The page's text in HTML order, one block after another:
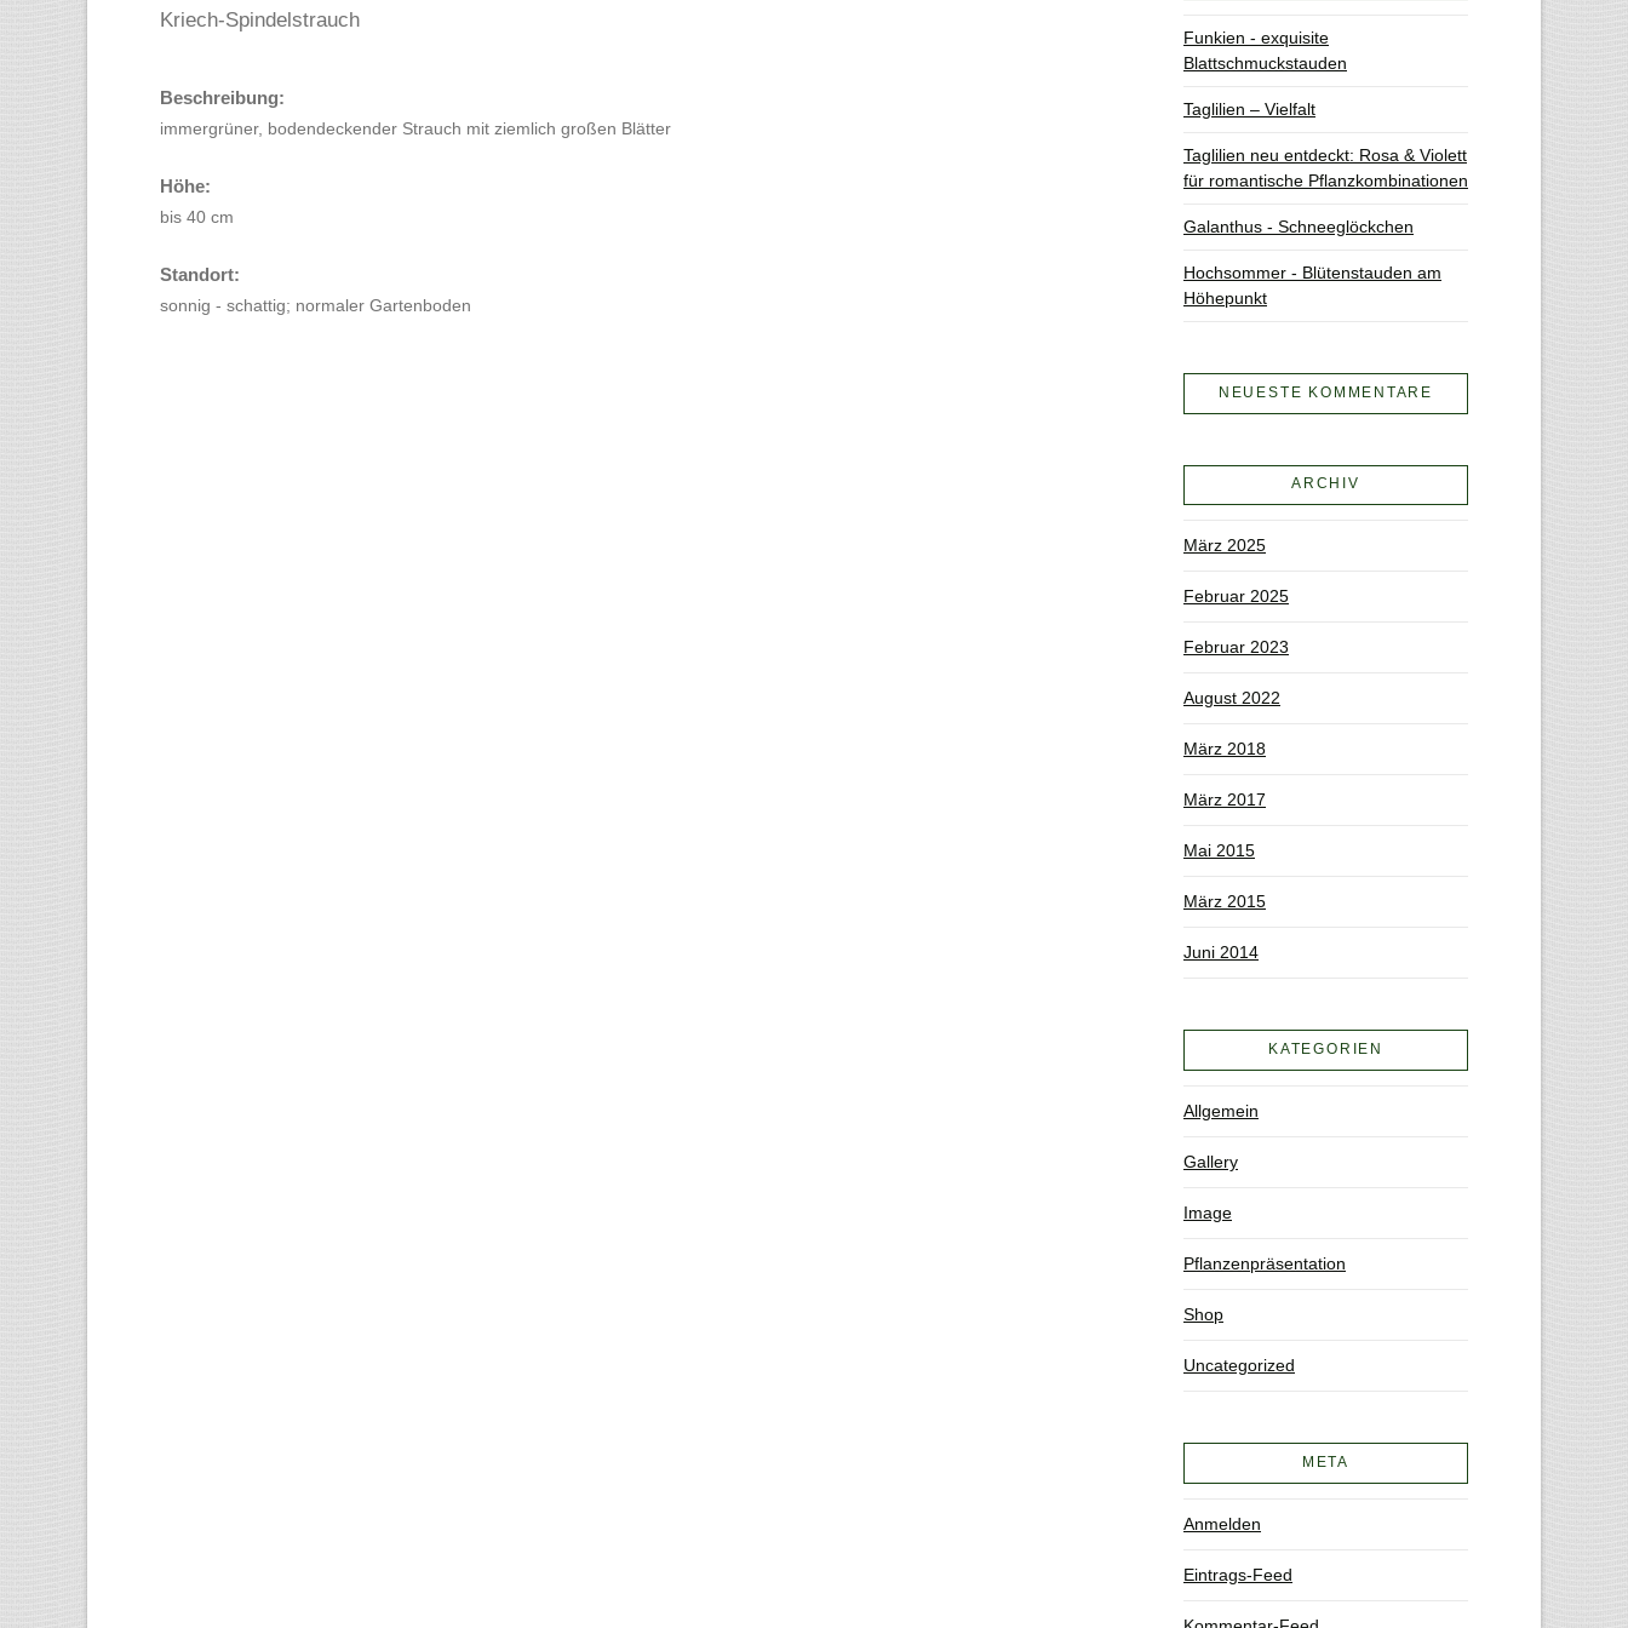
Kriech-Spindelstrauch
Beschreibung:
immergrüner, bodendeckender Strauch mit ziemlich großen Blätter
Höhe:
bis 40 cm
Standort:
sonnig - schattig; normaler Gartenboden
Funkien - exquisite
Blattschmuckstauden
Taglilien – Vielfalt
Taglilien neu entdeckt: Rosa & Violett
für romantische Pflanzkombinationen
Galanthus - Schneeglöckchen
Hochsommer - Blütenstauden am
Höhepunkt
NEUESTE KOMMENTARE
ARCHIV
März 2025
Februar 2025
Februar 2023
August 2022
März 2018
März 2017
Mai 2015
März 2015
Juni 2014
KATEGORIEN
Allgemein
Gallery
Image
Pflanzenpräsentation
Shop
Uncategorized
META
Anmelden
Eintrags-Feed